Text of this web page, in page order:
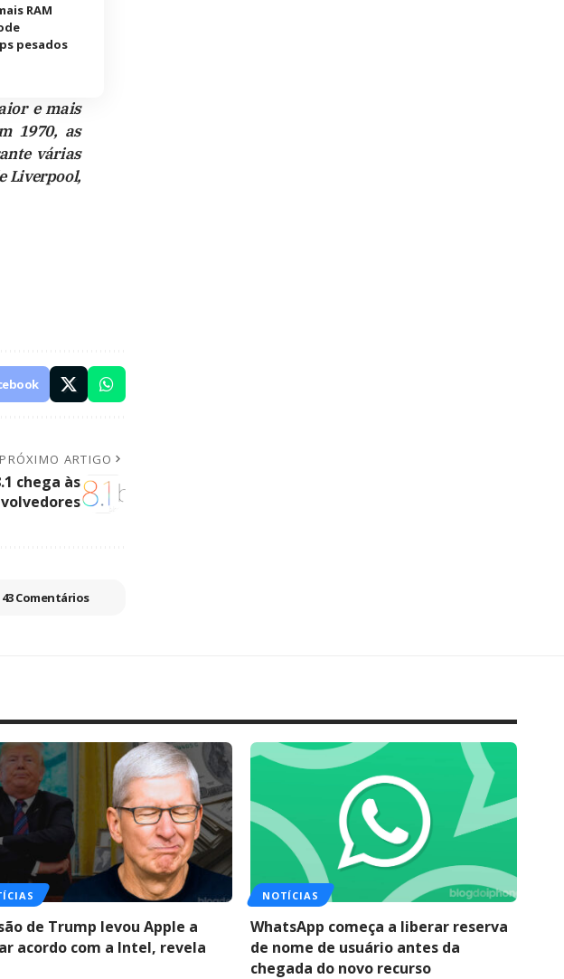
RAM
pesados
e mais
1970, as
várias
Liverpool,
PRÓXIMO ARTIGO
chega às
43 Comentários
de Trump levou Apple a
acordo com a Intel, revela
NOTÍCIAS
WhatsApp começa a liberar reserva
de nome de usuário antes da
chegada do novo recurso